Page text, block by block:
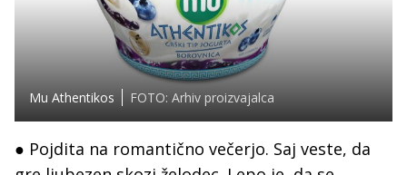
Mu Athentikos FOTO: Arhiv proizvajalca
● Pojdita na romantično večerjo. Saj veste, da